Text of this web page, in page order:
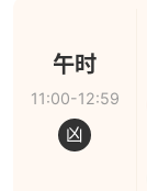
午时
11:00-12:59
凶